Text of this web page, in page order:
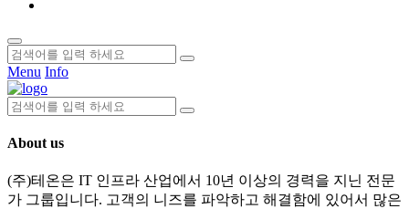
Menu Info
About us
(주)테온은 IT 인프라 산업에서 10년 이상의 경력을 지닌 전문
가 그룹입니다. 고객의 니즈를 파악하고 해결함에 있어서 많은